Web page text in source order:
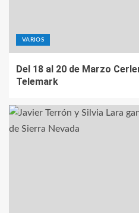
VARIOS
Del 18 al 20 de Marzo
Telemark